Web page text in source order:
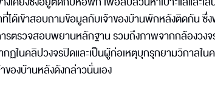
ได้เข้าสอบถามข้อมูลกับเจ้าของบ้านพักหลังติดกัน ซึ่
รตรวจสอบพยานหลักฐาน รวมถึงภาพจากกล้องวงจ
ฏในคลิปวงจรปิดและเป็นผู้ก่อเหตุบุกรุกยามวิกาลใน
ของบ้านหลังดังกล่าวนั่นเอง